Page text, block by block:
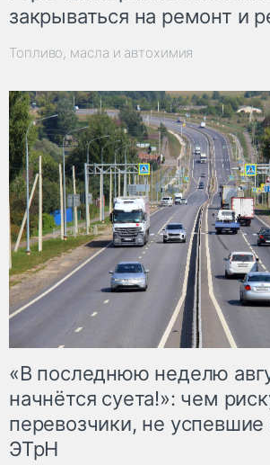
закрываться на ремонт и
Топливо, масла и автохимия
«В последнюю неделю
начнётся суета!»: чем
перевозчики, не успевшие
ЭТрН